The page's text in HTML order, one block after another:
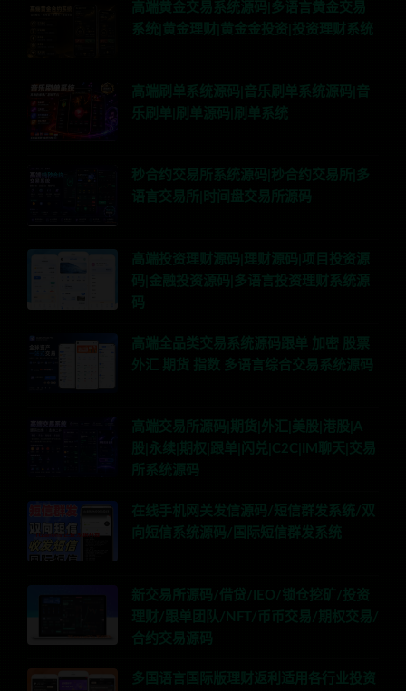
高端黄金交易系统源码|多语言黄金交易
系统|黄金理财|黄金金投资|投资理财系统
高端刷单系统源码|音乐刷单系统源码|音
乐刷单|刷单源码|刷单系统
秒合约交易所系统源码|秒合约交易所|多
语言交易所|时间盘交易所源码
高端投资理财源码|理财源码|项目投资源
码|金融投资源码|多语言投资理财系统源
码
高端全品类交易系统源码跟单 加密 股票
外汇 期货 指数 多语言综合交易系统源码
高端交易所源码|期货|外汇|美股|港股|A
股|永续|期权|跟单|闪兑|C2C|IM聊天|交易
所系统源码
在线手机网关发信源码/短信群发系统/双
向短信系统源码/国际短信群发系统
新交易所源码/借贷/IEO/锁仓挖矿/投资
理财/跟单团队/NFT/币币交易/期权交易/
合约交易源码
多国语言国际版理财返利适用各行业投资